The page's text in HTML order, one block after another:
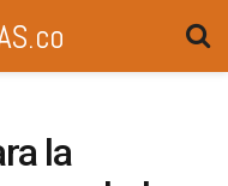
la